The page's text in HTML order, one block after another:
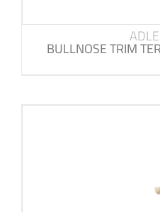
BULLNOSE TRIM